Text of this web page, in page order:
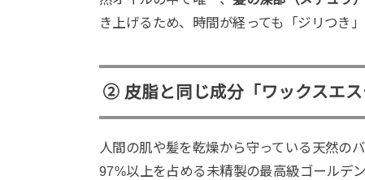
き上げるため、時間が経っても「ジリつき
② 皮脂と同じ成分「ワックスエ
人間の肌や髪を乾燥から守っている天然の
97%以上を占める未精製の最高級ゴールデ